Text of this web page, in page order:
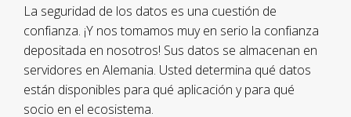
La seguridad de los datos es una cuestión de
confianza. ¡Y nos tomamos muy en serio la confianza
depositada en nosotros! Sus datos se almacenan en
servidores en Alemania. Usted determina qué datos
están disponibles para qué aplicación y para qué
socio en el ecosistema.